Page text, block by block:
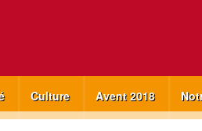
Culture Avent 2018